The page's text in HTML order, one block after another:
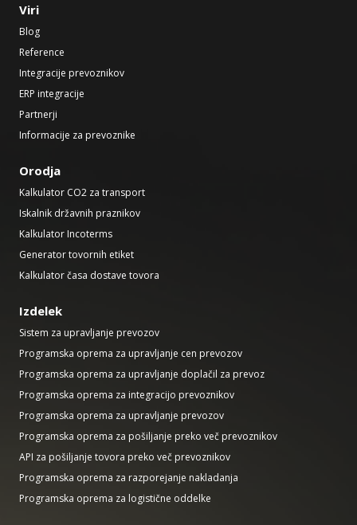
Viri
Blog
Reference
Integracije prevoznikov
ERP integracije
Partnerji
Informacije za prevoznike
Orodja
Kalkulator CO2 za transport
Iskalnik državnih praznikov
Kalkulator Incoterms
Generator tovornih etiket
Kalkulator časa dostave tovora
Izdelek
Sistem za upravljanje prevozov
Programska oprema za upravljanje cen prevozov
Programska oprema za upravljanje doplačil za prevoz
Programska oprema za integracijo prevoznikov
Programska oprema za upravljanje prevozov
Programska oprema za pošiljanje preko več prevoznikov
API za pošiljanje tovora preko več prevoznikov
Programska oprema za razporejanje nakladanja
Programska oprema za logistične oddelke